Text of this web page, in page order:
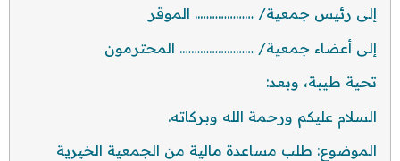
إلى رئيس جمعية/ ……………….. الموقر
إلى أعضاء جمعية/ ……………………. المحترمون
تحية طيبة، وبعد:
السلام عليكم ورحمة الله وبركاته.
الموضوع: طلب مساعدة مالية من الجمعية الخيرية